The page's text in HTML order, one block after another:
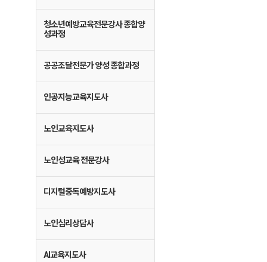
청소년예방교육전문강사 종합양
성과정
공공조달전문가 양성 종합과정
인공지능교육지도사
노인교육지도사
노인성교육 전문강사
디지털중독예방지도사
노인심리상담사
AI교육지도사